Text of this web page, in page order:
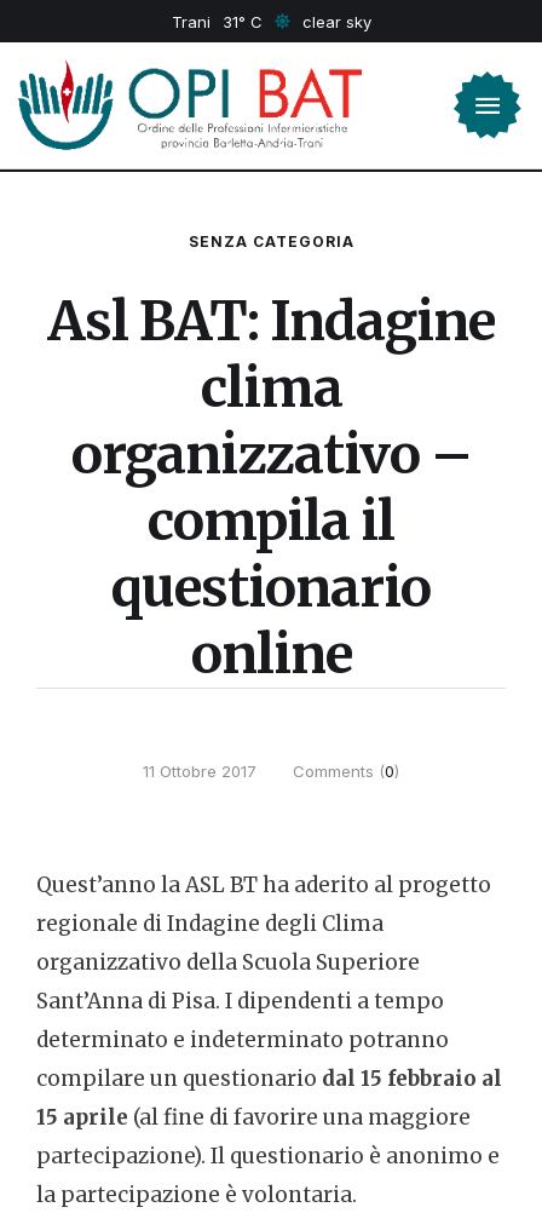
Trani 31 clear sky
SENZA CATEGORIA
Asl BAT: Indagine
clima
organizzativo –
compila il
questionario
online
11 Ottobre 2017 Comments (0)
Quest’anno la ASL BT ha aderito al progetto
regionale di Indagine degli Clima
organizzativo della Scuola Superiore
Sant’Anna di Pisa. I dipendenti a tempo
determinato e indeterminato potranno
compilare un questionario dal 15 febbraio al
15 aprile (al fine di favorire una maggiore
partecipazione). Il questionario è anonimo e
la partecipazione è volontaria.